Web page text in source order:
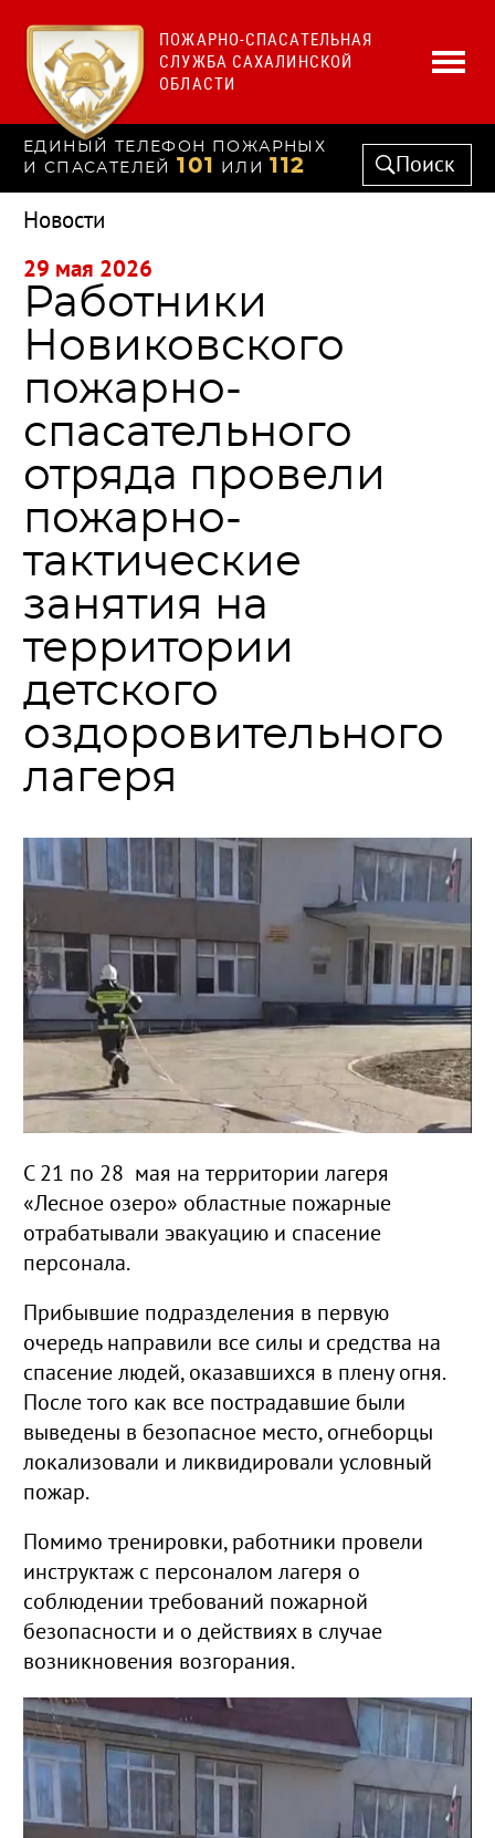
ПОЖАРНО-СПАСАТЕЛЬНАЯ
СЛУЖБА САХАЛИНСКОЙ
ОБЛАСТИ
ЕДИНЫЙ ТЕЛЕФОН ПОЖАРНЫХ
И СПАСАТЕЛЕЙ 101 ИЛИ 112 Поиск
Новости
Работники
Новиковского
пожарно-
спасательного
отряда провели
пожарно-
тактические
занятия на
территории
детского
оздоровительного
лагеря
С 21 по 28 мая на территории лагеря
«Лесное озеро» областные пожарные
отрабатывали эвакуацию и спасение
персонала.
Прибывшие подразделения в первую
очередь направили все силы и средства на
спасение людей, оказавшихся в плену огня.
После того как все пострадавшие были
выведены в безопасное место, огнеборцы
локализовали и ликвидировали условный
пожар.
Помимо тренировки, работники провели
инструктаж с персоналом лагеря о
соблюдении требований пожарной
безопасности и о действиях в случае
возникновения возгорания.
29 мая 2026